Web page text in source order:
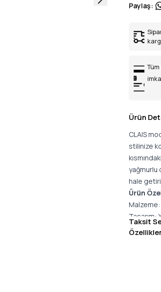
Paylaş:
Ürün
CLAIS
stilinize
yağmurlu
hale
Ürün
Tasarım:
Renk:
CLAIS
Taksit